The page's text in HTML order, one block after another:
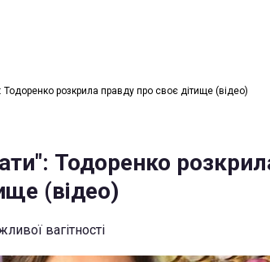
розкрила правду про своє дітище (відео)
Тодоренко
(відео)
вагітності